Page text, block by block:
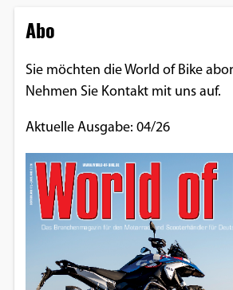
Abo
Sie möchten die World of Bike
Nehmen Sie Kontakt mit uns auf.
Aktuelle Ausgabe: 04/26